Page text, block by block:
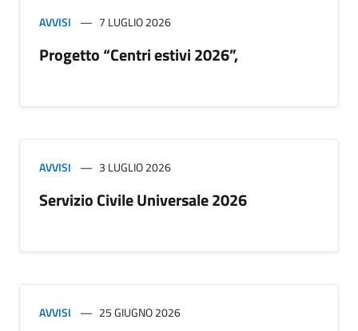
AVVISI 7 LUGLIO 2026
Progetto “Centri estivi 2026”,
AVVISI 3 LUGLIO 2026
Servizio Civile Universale 2026
AVVISI 25 GIUGNO 2026